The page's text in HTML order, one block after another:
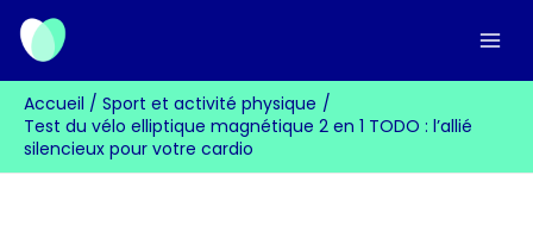
Aller
contenu
Accueil
Sport et activité physique
Test du vélo elliptique magnétique 2 en 1 TODO : l’allié
silencieux pour votre cardio